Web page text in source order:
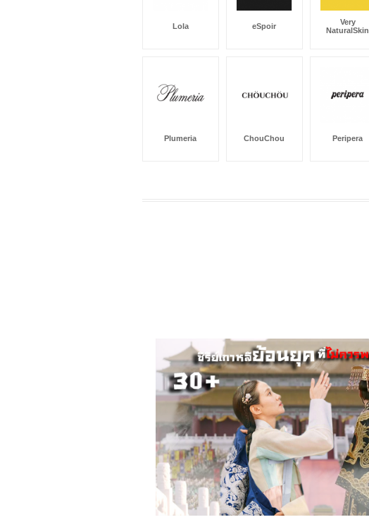
Lola eSpoir
Very
NaturalSkin
Plumeria ChouChou Peripera